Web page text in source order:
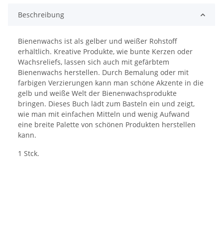
Beschreibung
Bienenwachs ist als gelber und weißer Rohstoff
erhältlich. Kreative Produkte, wie bunte Kerzen oder
Wachsreliefs, lassen sich auch mit gefärbtem
Bienenwachs herstellen. Durch Bemalung oder mit
farbigen Verzierungen kann man schöne Akzente in die
gelb und weiße Welt der Bienenwachsprodukte
bringen. Dieses Buch lädt zum Basteln ein und zeigt,
wie man mit einfachen Mitteln und wenig Aufwand
eine breite Palette von schönen Produkten herstellen
kann.
1 Stck.